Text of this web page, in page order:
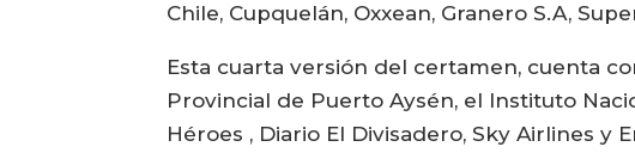
Chile, Cupquelán, Oxxean, Granero S.A,
Esta cuarta versión del certamen, cuenta
Provincial de Puerto Aysén, el Instituto
Héroes , Diario El Divisadero, Sky Airlines y